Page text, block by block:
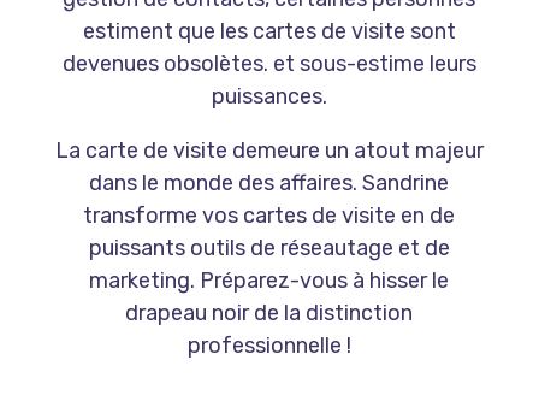
estiment que les cartes de visite sont
devenues obsolètes. et sous-estime leurs
puissances.
La carte de visite demeure un atout majeur
dans le monde des affaires. Sandrine
transforme vos cartes de visite en de
puissants outils de réseautage et de
marketing. Préparez-vous à hisser le
drapeau noir de la distinction
professionnelle !